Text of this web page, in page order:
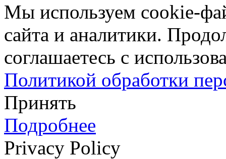
Мы используем cookie-
сайта и аналитики.
соглашаетесь с
Политикой обработки
Принять
Подробнее
Privacy Policy